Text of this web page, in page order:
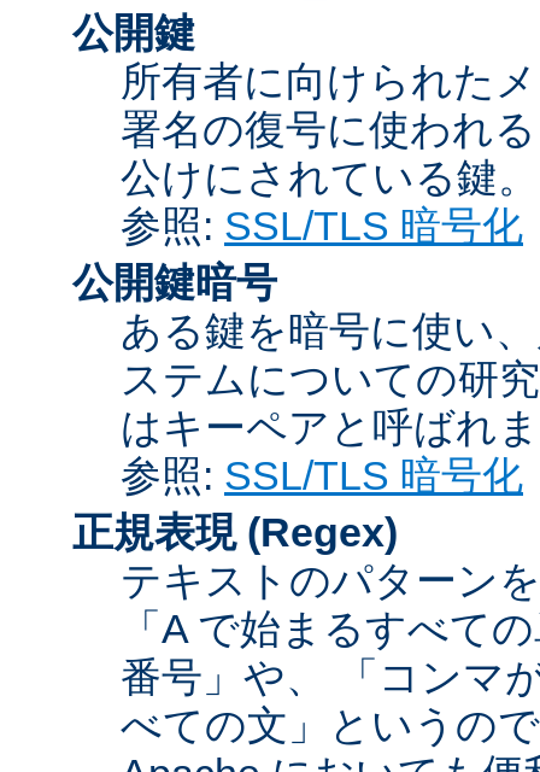
公開鍵
所有者に向けられた
署名の復号に使われ
公けにされている鍵。
参照: SSL/TLS 暗号化
公開鍵暗号
ある鍵を暗号に使い
ステムについての研
はキーペアと呼ばれ
参照: SSL/TLS 暗号化
正規表現 (Regex)
テキストのパターン
「A で始まるすべて
番号」や、 「コンマ
べての文」というの